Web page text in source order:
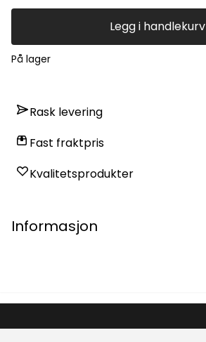
Legg i handlekurv
På lager
Rask levering
Fast fraktpris
Kvalitetsprodukter
Informasjon